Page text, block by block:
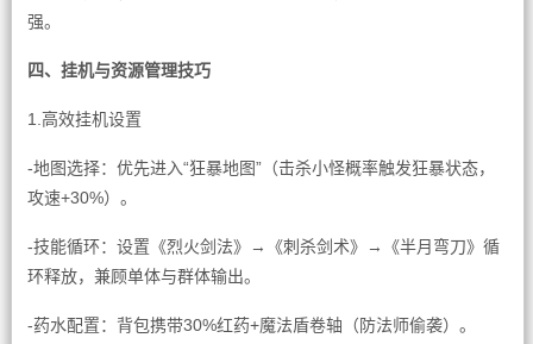
强。
四、挂机与资源管理技巧
1.高效挂机设置
-地图选择：优先进入“狂暴地图”（击杀小怪概率触发狂暴状态，
攻速+30%）。
-技能循环：设置《烈火剑法》→《刺杀剑术》→《半月弯刀》循
环释放，兼顾单体与群体输出。
-药水配置：背包携带30%红药+魔法盾卷轴（防法师偷袭）。